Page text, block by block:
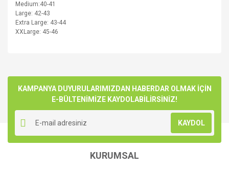
Medium:40-41
Large: 42-43
Extra Large: 43-44
XXLarge: 45-46
Yorum Yaz
kullanarak tarafımıza iletebilirsiniz.
Görüş ve önerileriniz için teşekkür ederiz.
Ürün resmi kalitesiz, bozuk veya görüntülenemiyor.
Ürün açıklamasında eksik bilgiler bulunuyor.
Ürün bilgilerinde hatalar bulunuyor.
Ürün fiyatı diğer sitelerden daha pahalı.
KAMPANYA DUYURULARIMIZDAN HABERDAR OLMAK İÇİN
E-BÜLTENİMİZE KAYDOLABİLİRSİNİZ!
KAYDOL
KURUMSAL